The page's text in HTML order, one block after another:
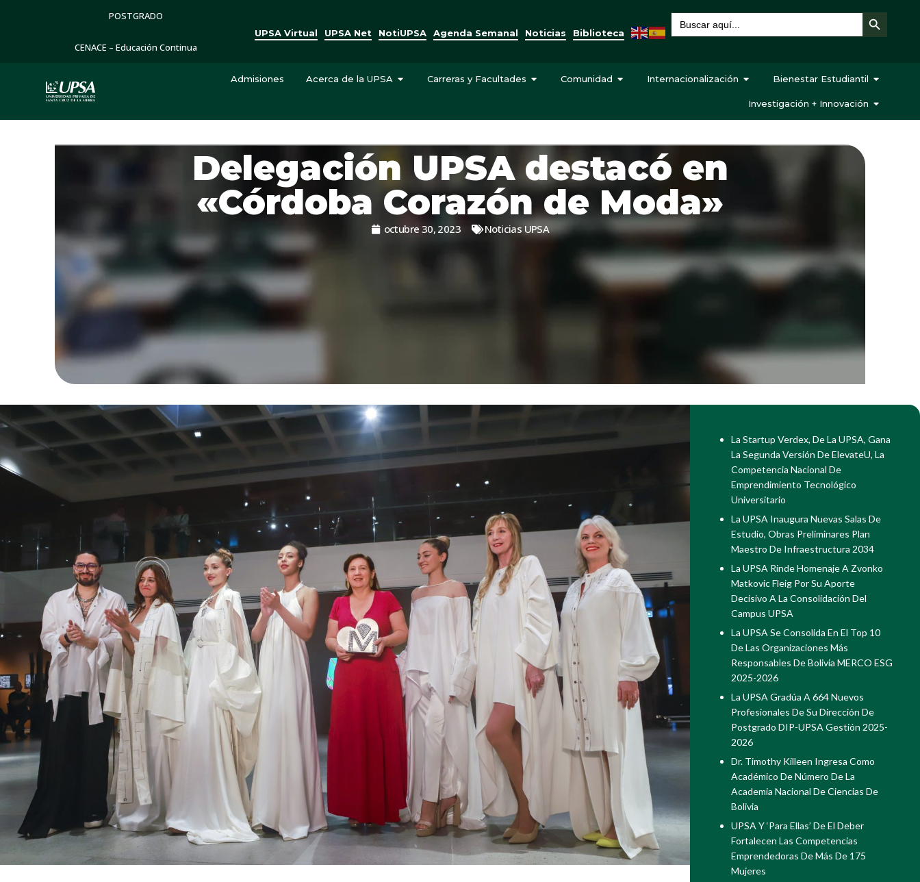
POSTGRADO
CENACE – Educación Continua
UPSA Virtual UPSA Net NotiUPSA Agenda Semanal Noticias Biblioteca
Buscar: Botón de búsqueda
Admisiones Acerca de la UPSA Carreras y Facultades Comunidad Internacionalización Bienestar Estudiantil
Investigación + Innovación
Delegación UPSA destacó en
«Córdoba Corazón de Moda»
octubre 30, 2023 Noticias UPSA
La Startup Verdex, De La UPSA, Gana
La Segunda Versión De ElevateU, La
Competencia Nacional De
Emprendimiento Tecnológico
Universitario
La UPSA Inaugura Nuevas Salas De
Estudio, Obras Preliminares Plan
Maestro De Infraestructura 2034
La UPSA Rinde Homenaje A Zvonko
Matkovic Fleig Por Su Aporte
Decisivo A La Consolidación Del
Campus UPSA
La UPSA Se Consolida En El Top 10
De Las Organizaciones Más
Responsables De Bolivia MERCO ESG
2025-2026
La UPSA Gradúa A 664 Nuevos
Profesionales De Su Dirección De
Postgrado DIP-UPSA Gestión 2025-
2026
Dr. Timothy Killeen Ingresa Como
Académico De Número De La
Academia Nacional De Ciencias De
Bolivia
UPSA Y ‘Para Ellas’ De El Deber
Fortalecen Las Competencias
Emprendedoras De Más De 175
Mujeres